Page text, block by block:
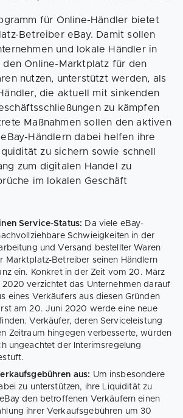
für Online-Händler bietet
Betreiber eBay. Damit sollen
und lokale Händler in
den Online-Marktplatz für den
nutzen, unterstützt werden, als
die aktuell mit sinkenden
zu kämpfen
Maßnahmen sollen den aktiven
Händlern dabei helfen ihre
zu sichern sowie schnell
zum digitalen Handel zu
im lokalen Geschäft
Service-Status: Da viele eBay-
Schwieigkeiten in der
und Versand bestellter Waren
Marktplatz-Betreiber seinen Händlern
ein. Konkret in der Zeit vom 20. März
2020 verzichtet das Unternehmen darauf
eines Verkäufers aus diesen Gründen
am 20. Juni 2020 werde eine neue
Verkäufer, deren Serviceleistung
Zeitraum hingegen verbesserte, würden
ungeachtet der Interimsregelung
aus: Um insbesondere
zu unterstützen, ihre Liquidität zu
den betroffenen Verkäufern einen
ihrer Verkaufsgebühren um 30